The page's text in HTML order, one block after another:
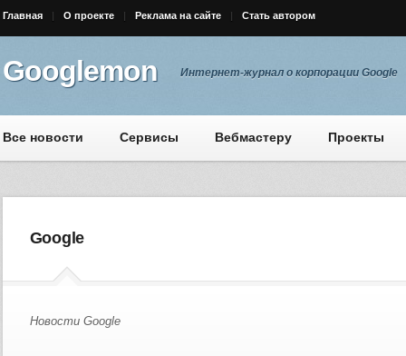
Главная О проекте Реклама на сайте Стать автором
Googlemon Интернет-журнал о корпорации Google
Все новости Сервисы Вебмастеру Проекты
Google
Новости Google